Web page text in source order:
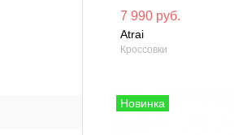
7 990 руб.
Atrai
Кроссовки
Материал
кожа
Сезон: